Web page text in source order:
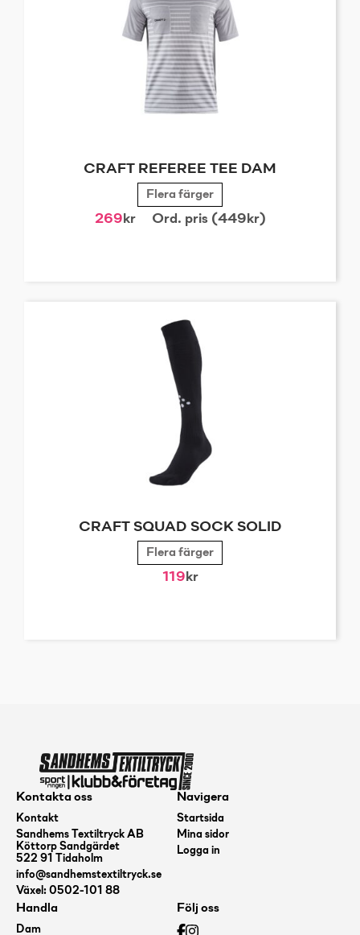
CRAFT REFEREE TEE DAM
Flera färger
269kr Ord. pris (449kr)
CRAFT SQUAD SOCK SOLID
Flera färger
119kr
Kontakta oss
Kontakt
Sandhems Textiltryck AB
Köttorp Sandgärdet
522 91 Tidaholm
info@sandhemstextiltryck.se
Växel: 0502-101 88
Navigera
Startsida
Mina sidor
Logga in
Handla
Dam
Följ oss